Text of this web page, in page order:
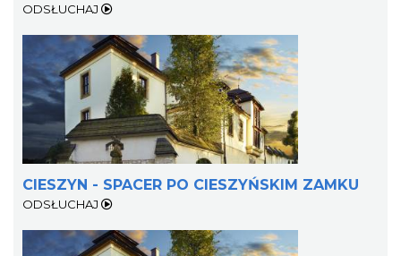
ŚWIĘTO HERBATY 2026
Cieszyn
2026-08-29
0.10 km
Patroni cieszyńskich ulic - wystawa
ODSŁUCHAJ
CIESZYN - SPACER PO CIESZYŃSKIM ZAMKU
ODSŁUCHAJ